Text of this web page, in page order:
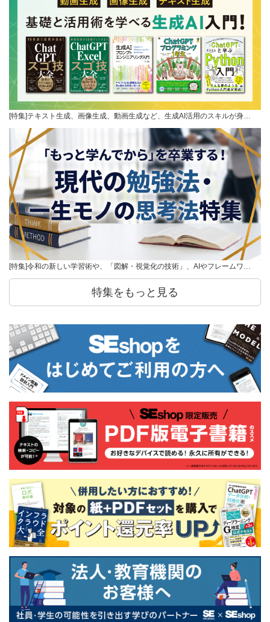
[特集]テキスト生成、画像生成、動画生成など、生成AI活用のスキルが身…
[特集]令和の新しい学習術や、「図解・視覚化の技術」、AIやフレームワ…
特集をもっと見る